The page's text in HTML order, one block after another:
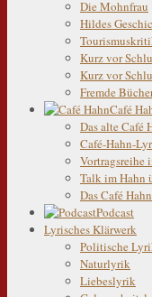
Die Mohnfrau
Hildes
Kurz vor
Kurz vor
Fremde
Café
Das alte Café
Café-Hahn-
Vortragsreihe
Talk im Hahn
Das Café
Podcast
Lyrisches Klärwerk
Politische
Naturlyrik
Liebeslyrik